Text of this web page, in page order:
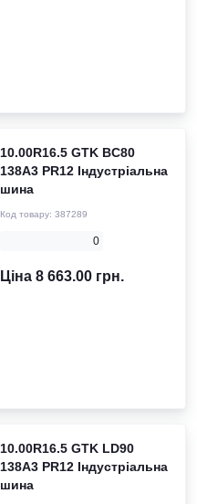
10.00R16.5 GTK BC80
138A3 PR12 Індустріальна
шина
Код товару: 387289
0
Ціна 8 663.00 грн.
10.00R16.5 GTK LD90
138A3 PR12 Індустріальна
шина